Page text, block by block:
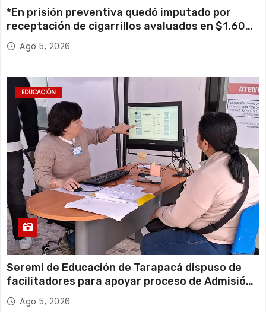
*En prisión preventiva quedó imputado por
receptación de cigarrillos avaluados en $1.600
millones*
Ago 5, 2026
EDUCACIÓN
Seremi de Educación de Tarapacá dispuso de
facilitadores para apoyar proceso de Admisión
Escolar 2027
Ago 5, 2026